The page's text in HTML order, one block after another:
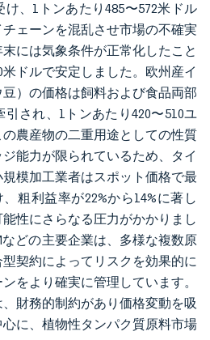
、1トンあたり485〜572米ドル
ェーンを混乱させ市場の不確実
には気象条件が正常化したこと
ドルで安定しました。欧州産イ
）の価格は飼料および食品両部
され、1トンあたり420〜510ユ
農産物の二重用途としての性質
能力が限られているため、タイ
模加工業者はスポット価格で最
粗利益率が22%から14%に著し
性にさらなる圧力がかかりまし
どの主要企業は、多様な複数原
契約によってリスクを効果的に
をより確実に管理しています。
財務的制約があり価格変動を吸
に、植物性タンパク質原料市場